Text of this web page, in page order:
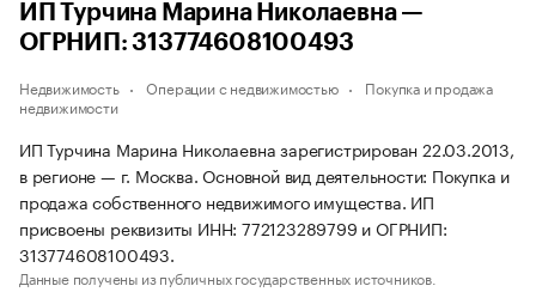
ИП Турчина Марина Николаевна —
ОГРНИП: 313774608100493
Недвижимость Операции с недвижимостью
Покупка и продажа
недвижимости
ИП Турчина Марина Николаевна зарегистрирован 22.03.2013,
в регионе — г. Москва. Основной вид деятельности: Покупка и
продажа собственного недвижимого имущества. ИП
присвоены реквизиты ИНН: 772123289799 и ОГРНИП:
313774608100493.
Данные получены из публичных государственных источников.